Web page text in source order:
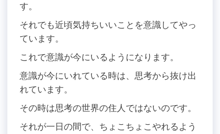
す。
それでも近頃気持ちいいことを意識してやっ
ています。
これで意識が今にいるようになります。
意識が今にいれている時は、思考から抜け出
れています。
その時は思考の世界の住人ではないのです。
それが一日の間で、ちょこちょこやれるよう